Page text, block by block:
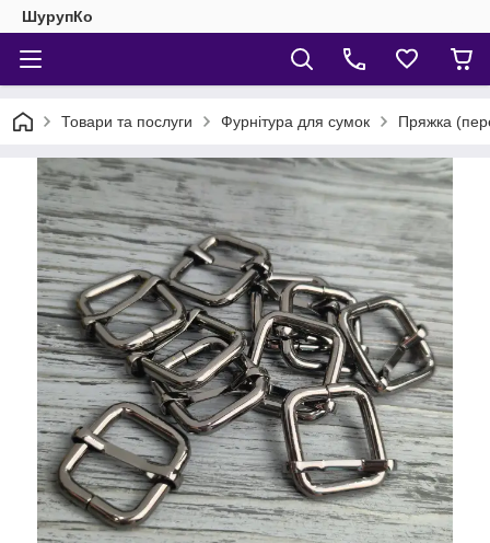
ШурупКо
Товари та послуги Фурнітура для сумок Пряжка